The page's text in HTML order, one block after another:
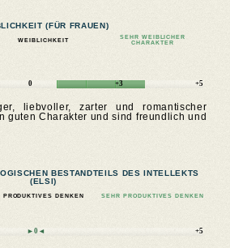
(FÜR FRAUEN)
WEIBLICHKEIT
SEHR WEIBLICHER
CHARAKTER
0 +3 +5
liebvoller, zarter und romantischer
guten Charakter und sind freundlich und
BESTANDTEILS DES INTELLEKTS
(ELSI)
PRODUKTIVES DENKEN SEHR PRODUKTIVES DENKEN
►0◄ +5